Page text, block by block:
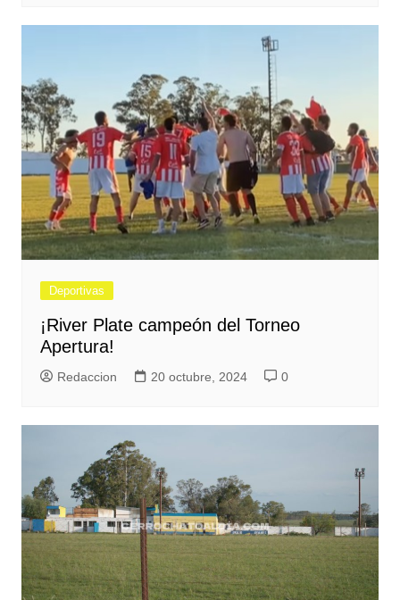
Deportivas
¡River Plate campeón del Torneo
Apertura!
Redaccion 20 octubre, 2024 0